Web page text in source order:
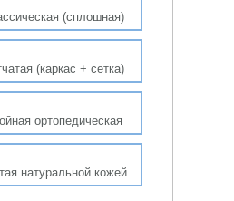
(сплошная)
(каркас + сетка)
ортопедическая
натуральной кожей